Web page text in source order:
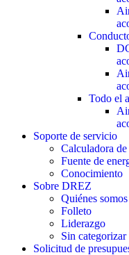
Todo el
Soporte de servicio
Calculadora
Fuente de
Conocimiento
Sobre DREZ
Quiénes somos
Folleto
Liderazgo
Sin categorizar
Solicitud de